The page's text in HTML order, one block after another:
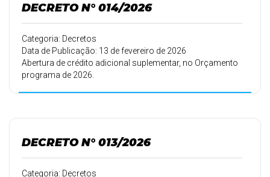
DECRETO N° 014/2026
Categoria: Decretos
Data de Publicação: 13 de fevereiro de 2026
Abertura de crédito adicional suplementar, no Orçamento
programa de 2026.
DECRETO N° 013/2026
Categoria: Decretos